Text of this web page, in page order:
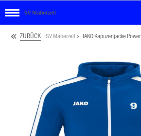
SV Maberzell
ZURÜCK SV Maberzell JAKO Kapuzenjacke Power